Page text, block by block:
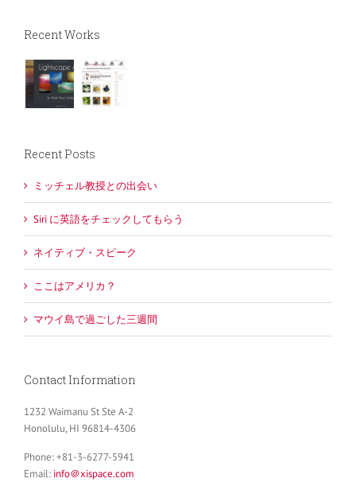
Recent Works
Recent Posts
ミッチェル教授との出会い
Siri に英語をチェックしてもらう
ネイティブ・スピーク
ここはアメリカ？
マウイ島で過ごした三週間
Contact Information
1232 Waimanu St Ste A-2
Honolulu, HI 96814-4306
Phone: +81-3-6277-5941
Email: info＠xispace.com